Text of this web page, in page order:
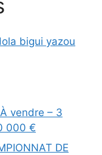
bigui yazou
vendre – 3
000 €
DE